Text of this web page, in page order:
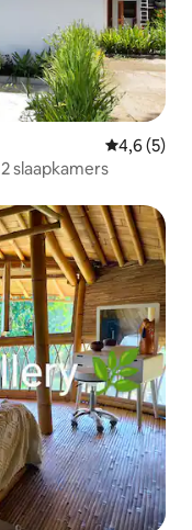
4,6 (5)
Villa Milano Labuan Bajo Ocean View 2 slaapkamers